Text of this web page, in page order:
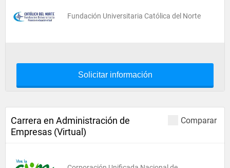
Fundación Universitaria Católica del Norte
Solicitar información
Comparar
Carrera en Administración de
Empresas (Virtual)